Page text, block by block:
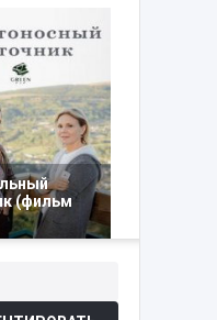
(фильм